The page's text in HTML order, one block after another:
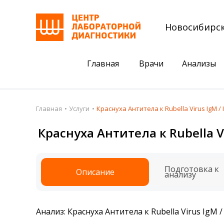
Главная Врачи Анализы
Пациентам
Акции
Подготовка к анализам
Получить результаты
Налоговый вычет
Акции
Комплексный
Сдать клеща на
Главная Услуги Краснуха Антитела к Rubella Virus IgM /
Краснуха Антитела к Rubella
Описание Подготовка к
анализу
Анализ: Краснуха Антитела к Rubella Virus IgM /